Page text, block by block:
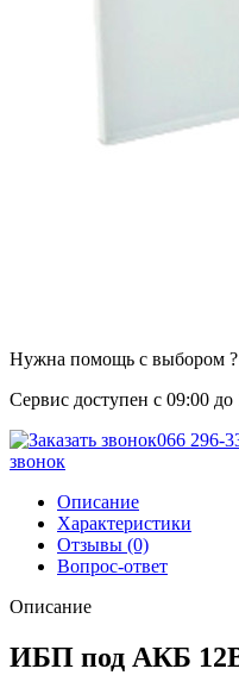
Нужна помощь с выбором ?
Сервис доступен с 09:00 до
066 296-
звонок
Описание
Характеристики
Отзывы (0)
Вопрос-ответ
Описание
ИБП под АКБ